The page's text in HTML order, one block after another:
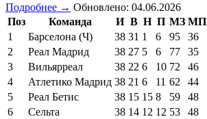
Подробнее → Обновлено: 04.06.2026
Поз
Команда И В Н П МЗ МП
1
Барселона (Ч) 38 31 1 6 95 36
2
Реал Мадрид 38 27 5 6 77 35
3
Вильярреал 38 22 6 10 72 46
4
Атлетико Мадрид 38 21 6 11 62 44
5
Реал Бетис 38 15 15 8 59 48
6
Сельта 38 14 12 12 53 48